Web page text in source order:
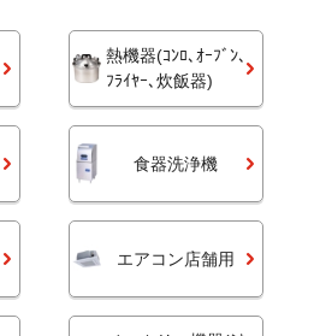
熱機器(ｺﾝﾛ､ｵｰﾌﾞﾝ､
ﾌﾗｲﾔｰ､炊飯器)
食器洗浄機
エアコン店舗用